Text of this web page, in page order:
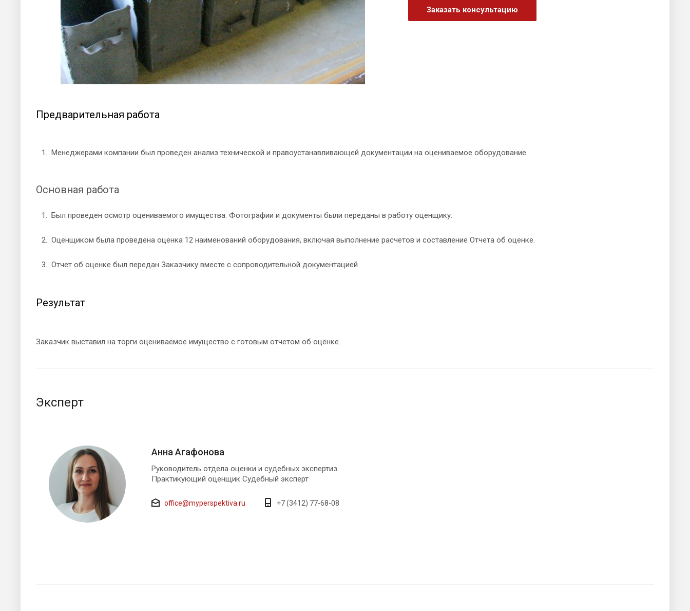
Заказать консультацию
Предварительная работа
Менеджерами компании был проведен анализ технической и правоустанавливающей документации на оцениваемое оборудование.
Основная работа
Был проведен осмотр оцениваемого имущества. Фотографии и документы были переданы в работу оценщику.
Оценщиком была проведена оценка 12 наименований оборудования, включая выполнение расчетов и составление Отчета об оценке.
Отчет об оценке был передан Заказчику вместе с сопроводительной документацией
Результат
Заказчик выставил на торги оцениваемое имущество с готовым отчетом об оценке.
Эксперт
Анна Агафонова
Руководитель отдела оценки и судебных экспертиз
Практикующий оценщик Судебный эксперт
office@myperspektiva.ru +7 (3412) 77-68-08